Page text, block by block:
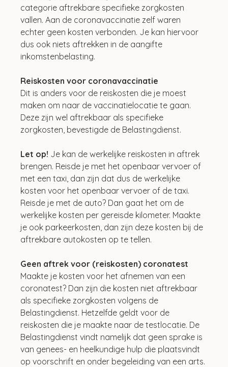
categorie aftrekbare specifieke zorgkosten
vallen. Aan de coronavaccinatie zelf waren
echter geen kosten verbonden. Je kan hiervoor
dus ook niets aftrekken in de aangifte
inkomstenbelasting.
Reiskosten voor coronavaccinatie
Dit is anders voor de reiskosten die je moest
maken om naar de vaccinatielocatie te gaan.
Deze zijn wel aftrekbaar als specifieke
zorgkosten, bevestigde de Belastingdienst.
Let op! Je kan de werkelijke reiskosten in aftrek
brengen. Reisde je met het openbaar vervoer of
met een taxi, dan zijn dat dus de werkelijke
kosten voor het openbaar vervoer of de taxi.
Reisde je met de auto? Dan gaat het om de
werkelijke kosten per gereisde kilometer. Maakte
je ook parkeerkosten, dan zijn deze kosten bij de
aftrekbare autokosten op te tellen.
Geen aftrek voor (reiskosten) coronatest
Maakte je kosten voor het afnemen van een
coronatest? Dan zijn die kosten niet aftrekbaar
als specifieke zorgkosten volgens de
Belastingdienst. Hetzelfde geldt voor de
reiskosten die je maakte naar de testlocatie. De
Belastingdienst vindt namelijk dat geen sprake is
van genees- en heelkundige hulp die plaatsvindt
op voorschrift en onder begeleiding van een arts.